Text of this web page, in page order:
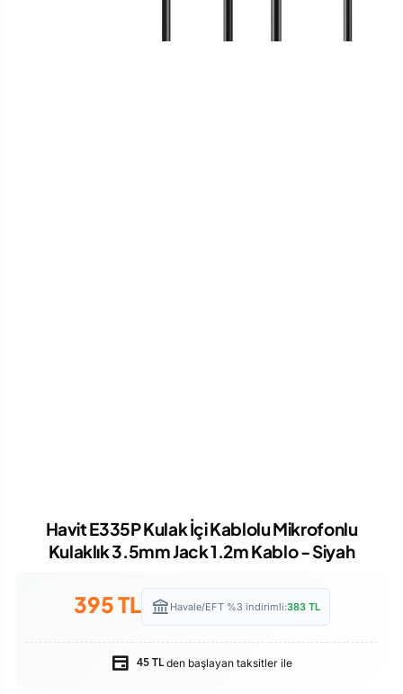
Havit E335P Kulak İçi Kablolu Mikrofonlu
Kulaklık 3.5mm Jack 1.2m Kablo - Siyah
395TL Havale/EFT %3 indirimli:383TL
45 TL den başlayan taksitler ile